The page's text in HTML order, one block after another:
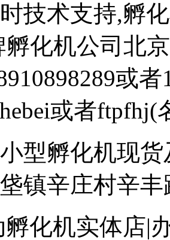
技术支持,孵
化机公司北
或
或者
型孵化机现
镇辛庄村辛丰
化机实体店|